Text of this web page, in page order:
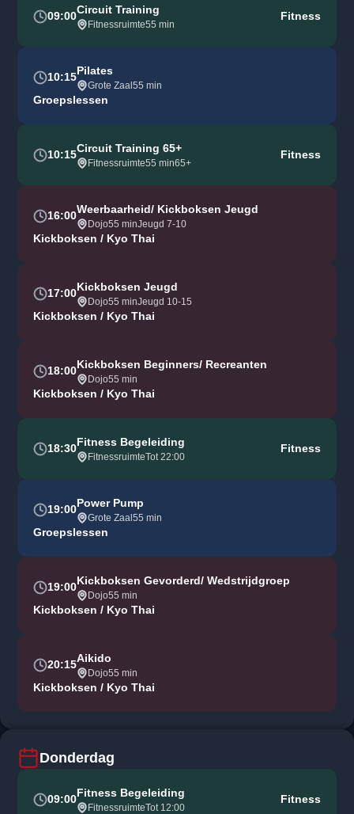
09:00Circuit Training
Fitnessruimte55 min
Fitness
10:15Pilates
Grote Zaal 55 min
Groepslessen
10:15Circuit Training 65+
Fitnessruimte55 min65+
Fitness
16:00Weerbaarheid/ Kickboksen Jeugd
Dojo55 minJeugd 7-10
Kickboksen / Kyo Thai
17:00Kickboksen Jeugd
Dojo55 minJeugd 10-15
Kickboksen / Kyo Thai
18:00Kickboksen Beginners/ Recreanten
Dojo55 min
Kickboksen / Kyo Thai
18:30Fitness Begeleiding
FitnessruimteTot 22:00
Fitness
19:00Power Pump
Grote Zaal 55 min
Groepslessen
19:00Kickboksen Gevorderd/ Wedstrijdgroep
Dojo55 min
Kickboksen / Kyo Thai
20:15Aikido
Dojo55 min
Kickboksen / Kyo Thai
Donderdag
09:00Fitness Begeleiding
FitnessruimteTot 12:00
Fitness